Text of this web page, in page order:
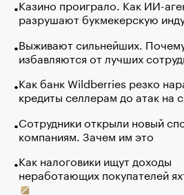
Казино проиграло. Как ИИ-
разрушают букмекерскую
Выживают сильнейших.
избавляются от лучших
Как банк Wildberries резко
кредиты селлерам до атак на
Сотрудники открыли новый
компаниям. Зачем им это
Как налоговики ищут доходы
неработающих покупателей